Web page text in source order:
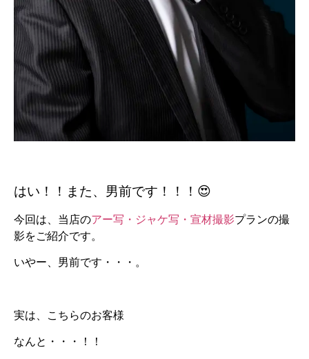
はい！！また、男前です！！！😍
今回は、当店のアー写・ジャケ写・宣材撮影プランの撮
影をご紹介です。
いやー、男前です・・・。
実は、こちらのお客様
なんと・・・！！